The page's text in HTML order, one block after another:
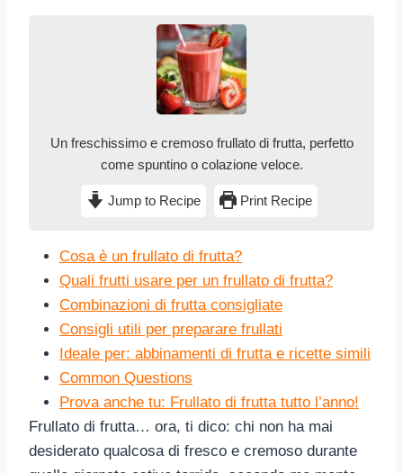
Un freschissimo e cremoso frullato di frutta, perfetto
come spuntino o colazione veloce.
Jump to Recipe Print Recipe
Cosa è un frullato di frutta?
Quali frutti usare per un frullato di frutta?
Combinazioni di frutta consigliate
Consigli utili per preparare frullati
Ideale per: abbinamenti di frutta e ricette simili
Common Questions
Prova anche tu: Frullato di frutta tutto l’anno!
Frullato di frutta… ora, ti dico: chi non ha mai
desiderato qualcosa di fresco e cremoso durante